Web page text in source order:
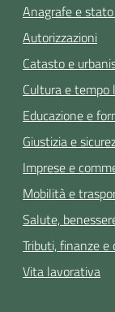
Anagrafe e
Autorizzazioni
Catasto e
Cultura e tempo
Educazione e
Giustizia e
Imprese e
Mobilità e
Salute,
Tributi, finanze
Vita lavorativa